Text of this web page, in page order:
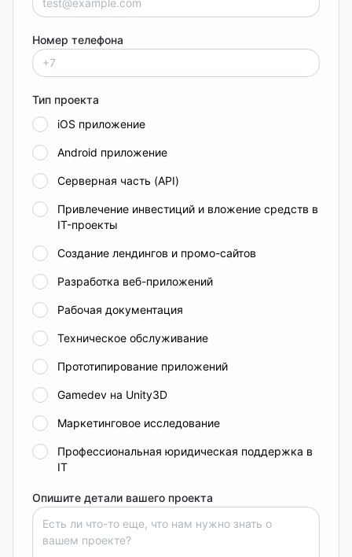
Номер телефона
Тип проекта
iOS приложение
Android приложение
Серверная часть (API)
Привлечение инвестиций и вложение средств в
IT-проекты
Создание лендингов и промо-сайтов
Разработка веб-приложений
Рабочая документация
Техническое обслуживание
Прототипирование приложений
Gamedev на Unity3D
Маркетинговое исследование
Профессиональная юридическая поддержка в
IT
Опишите детали вашего проекта